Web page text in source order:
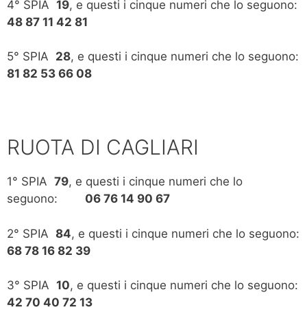
4° SPIA 19, e questi i cinque numeri che lo seguono:
48 87 11 42 81
5° SPIA 28, e questi i cinque numeri che lo seguono:
81 82 53 66 08
RUOTA DI CAGLIARI
1° SPIA 79, e questi i cinque numeri che lo
seguono: 06 76 14 90 67
2° SPIA 84, e questi i cinque numeri che lo seguono:
68 78 16 82 39
3° SPIA 10, e questi i cinque numeri che lo seguono:
42 70 40 72 13